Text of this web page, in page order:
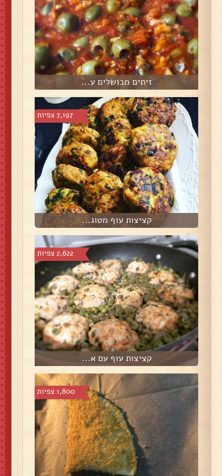
זיתים מבושלים ע...
7,197 צפיות
קציצות עוף מטוג...
2,622 צפיות
קציצות עוף עם א...
1,800 צפיות